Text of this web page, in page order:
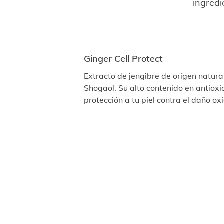
Ginger Cell Protect
Extracto de jengibre de origen
Shogaol. Su alto contenido en
protección a tu piel contra el daño